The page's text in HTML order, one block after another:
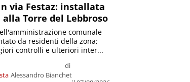
via Festaz: installata
Torre del Lebbroso
di
Alessandro Bianchet
comunale
da residenti della zona;
controlli e ulteriori inter...